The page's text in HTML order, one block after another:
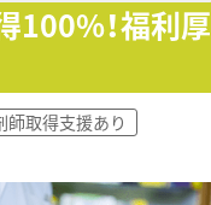
100%！福利厚
師取得支援あり